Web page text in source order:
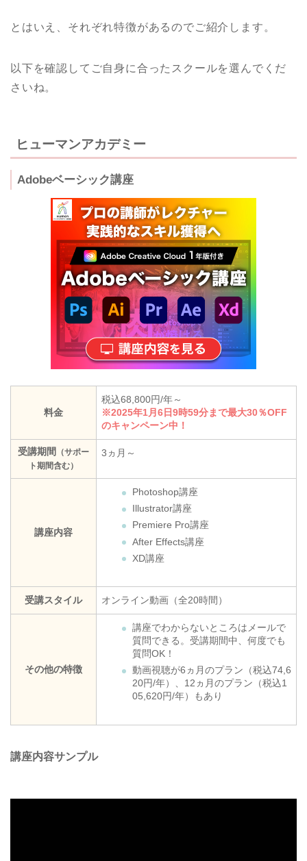
とはいえ、それぞれ特徴があるのでご紹介します。
以下を確認してご自身に合ったスクールを選んでくだ
さいね。
ヒューマンアカデミー
Adobeベーシック講座
料金
税込68,800円/年～
※2025年1月6日9時59分まで最大30％OFF
のキャンペーン中！
受講期間
（サポー
ト期間含む）
3ヵ月～
講座内容
Photoshop講座
Illustrator講座
Premiere Pro講座
After Effects講座
XD講座
受講スタイル オンライン動画（全20時間）
その他の特徴
講座でわからないところはメールで
質問できる。受講期間中、何度でも
質問OK！
動画視聴が6ヵ月のプラン（税込74,6
20円/年）、12ヵ月のプラン（税込1
05,620円/年）もあり
講座内容サンプル